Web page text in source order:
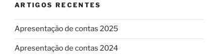
ARTIGOS RECENTES
Apresentação de contas 2025
Apresentação de contas 2024